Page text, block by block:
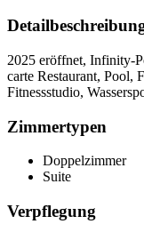
2025 eröffnet, Infinity-
carte Restaurant, Pool,
Fitnessstudio,
Zimmertypen
Doppelzimmer
Suite
Verpflegung